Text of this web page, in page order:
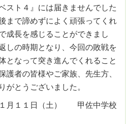
スト４』には届きませんでした
まで諦めずによく頑張ってくれ
成長を感じることができまし
しの時期となり、今回の敗戦を
となって突き進んでくれること
護者の皆様やご家族、先生方、
がとうございました。
１月１１日（土） 甲佐中学校